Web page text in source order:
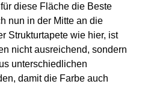
diese Fläche die Beste
nun in der Mitte an die
Strukturtapete wie hier, ist
nicht ausreichend, sondern
unterschiedlichen
damit die Farbe auch